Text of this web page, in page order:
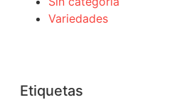
Variedades
Etiquetas